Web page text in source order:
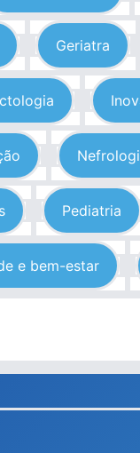
Geriatra
Pediatria
e bem-estar